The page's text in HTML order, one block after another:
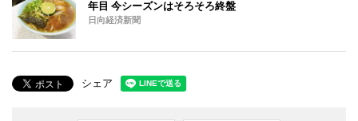
年目 今シーズンはそろそろ終盤
日向経済新聞
シェア